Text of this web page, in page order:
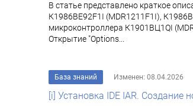
В статье представлено краткое
К1986ВЕ92F1I (MDR1211F1I),
микроконтроллера К1901ВЦ1QI
Открытие "Options...
База знаний Изменен: 08.04.2026
[i] Установка IDE IAR. Создание